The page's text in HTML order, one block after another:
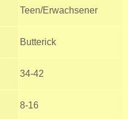
Teen/Erwachsener
Butterick
34-42
8-16